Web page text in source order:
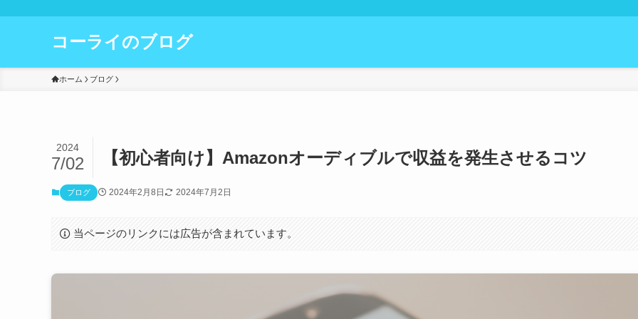
コーライのブログ
ホーム ブログ
【初心者向け】Amazonオーディブルで収益を発生させるコツ
2024
7/02
ブログ 2024年2月8日 2024年7月2日
当ページのリンクには広告が含まれています。